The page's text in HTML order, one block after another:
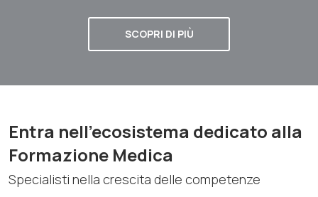
SCOPRI DI PIÙ
Entra nell'ecosistema dedicato alla
Formazione Medica
Specialisti nella crescita delle competenze